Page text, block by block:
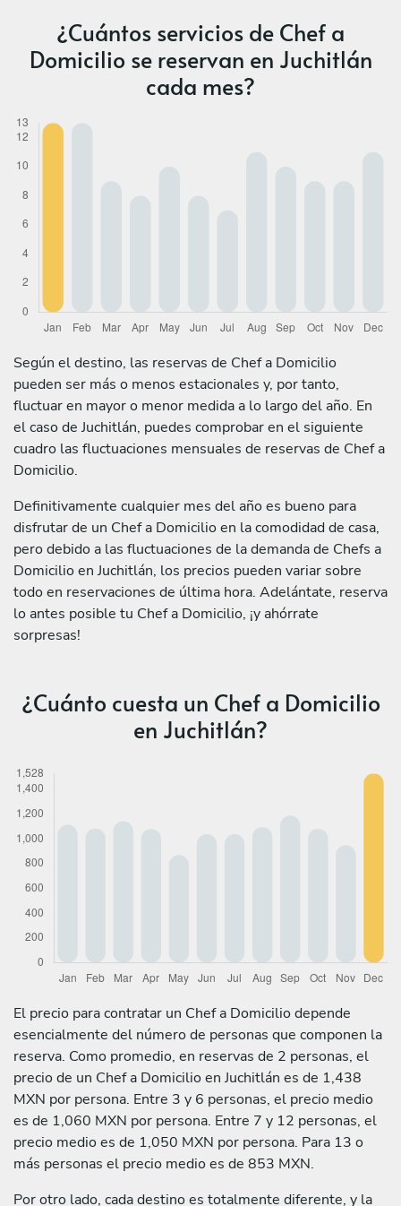
¿Cuántos servicios de Chef a
Domicilio se reservan en Juchitlán
cada mes?
Según el destino, las reservas de Chef a Domicilio
pueden ser más o menos estacionales y, por tanto,
fluctuar en mayor o menor medida a lo largo del año. En
el caso de Juchitlán, puedes comprobar en el siguiente
cuadro las fluctuaciones mensuales de reservas de Chef a
Domicilio.
Definitivamente cualquier mes del año es bueno para
disfrutar de un Chef a Domicilio en la comodidad de casa,
pero debido a las fluctuaciones de la demanda de Chefs a
Domicilio en Juchitlán, los precios pueden variar sobre
todo en reservaciones de última hora. Adelántate, reserva
lo antes posible tu Chef a Domicilio, ¡y ahórrate
sorpresas!
¿Cuánto cuesta un Chef a Domicilio
en Juchitlán?
El precio para contratar un Chef a Domicilio depende
esencialmente del número de personas que componen la
reserva. Como promedio, en reservas de 2 personas, el
precio de un Chef a Domicilio en Juchitlán es de 1,438
MXN por persona. Entre 3 y 6 personas, el precio medio
es de 1,060 MXN por persona. Entre 7 y 12 personas, el
precio medio es de 1,050 MXN por persona. Para 13 o
más personas el precio medio es de 853 MXN.
Por otro lado, cada destino es totalmente diferente, y la